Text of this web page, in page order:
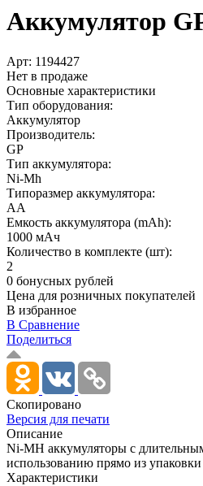
Аккумулятор
Арт: 1194427
Нет в продаже
Основные характеристики
Тип оборудования:
Аккумулятор
Производитель:
GP
Тип аккумулятора:
Ni-Mh
Типоразмер аккумулятора:
AA
Емкость аккумулятора (mAh):
1000 мАч
Количество в комплекте (шт):
2
0 бонусных рублей
Цена для розничных покупателей
В избранное
В Сравнение
Поделиться
Скопировано
Версия для печати
Описание
Ni-MH аккумуляторы с
использованию прямо из упаковки
Характеристики